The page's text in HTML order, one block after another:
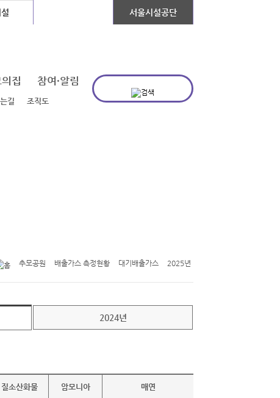
서울시설공단
길 조직도
집 참여·알림
추모공원 배출가스 측정현황 대기배출가스 2025년
2024년
질소산화물 암모니아 매연